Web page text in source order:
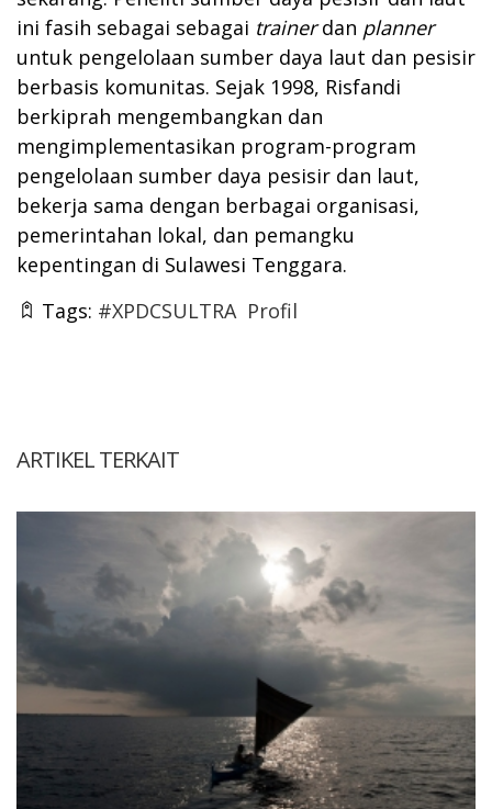
ini fasih sebagai sebagai trainerdan planner
untuk pengelolaan sumber daya laut dan pesisir
berbasis komunitas. Sejak 1998, Risfandi
berkiprah mengembangkan dan
mengimplementasikan program-program
pengelolaan sumber daya pesisir dan laut,
bekerja sama dengan berbagai organisasi,
pemerintahan lokal, dan pemangku
kepentingan di Sulawesi Tenggara.
Tags: #XPDCSULTRA Profil
ARTIKEL TERKAIT